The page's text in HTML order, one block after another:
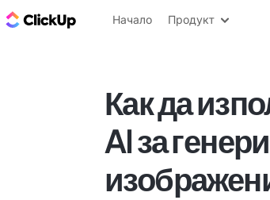
ClickUp блог
Начало Продукт
Как да
AI за